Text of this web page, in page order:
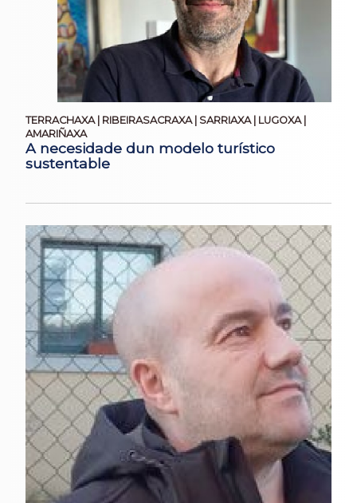
TERRACHAXA | RIBEIRASACRAXA | SARRIAXA | LUGOXA |
AMARIÑAXA
A necesidade dun modelo turístico
sustentable